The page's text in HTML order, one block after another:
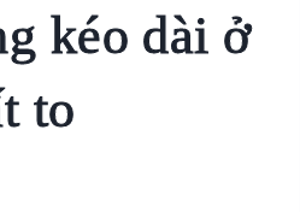
kéo dài ở
to